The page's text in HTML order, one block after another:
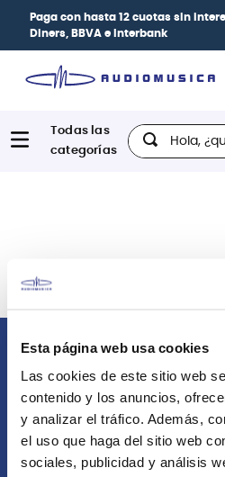
Esta página web usa cookies
Las cookies de este sitio web
contenido y los anuncios,
y analizar el tráfico. Además,
el uso que haga del sitio web
sociales, publicidad y análisis
Paga con hasta 12 cuotas sin
Diners, BBVA e Interbank
Hola, ¿qué
Atención Postventa
+51 958418476
+51 977624112